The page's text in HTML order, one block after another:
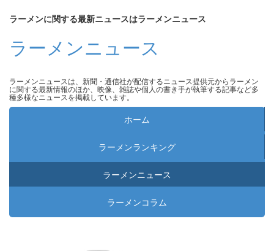
ラーメンに関する最新ニュースはラーメンニュース
ラーメンニュース
ラーメンニュースは、新聞・通信社が配信するニュース提供元からラーメン
に関する最新情報のほか、映像、雑誌や個人の書き手が執筆する記事など多
種多様なニュースを掲載しています。
ホーム
ラーメンランキング
ラーメンニュース
ラーメンコラム